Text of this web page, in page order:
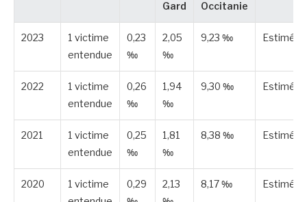
Gard
Occitanie
2023
1 victime
entendue
0,23
‰
2,05
‰
9,23 ‰ Estimée
2022
1 victime
entendue
0,26
‰
1,94
‰
9,30 ‰ Estimée
2021
1 victime
entendue
0,25
‰
1,81
‰
8,38 ‰ Estimée
2020
1 victime
0,29
2,13
8,17 ‰ Estimée